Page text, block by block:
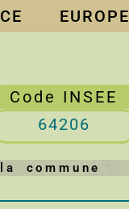
EUROPE
Code INSEE
64206
commune